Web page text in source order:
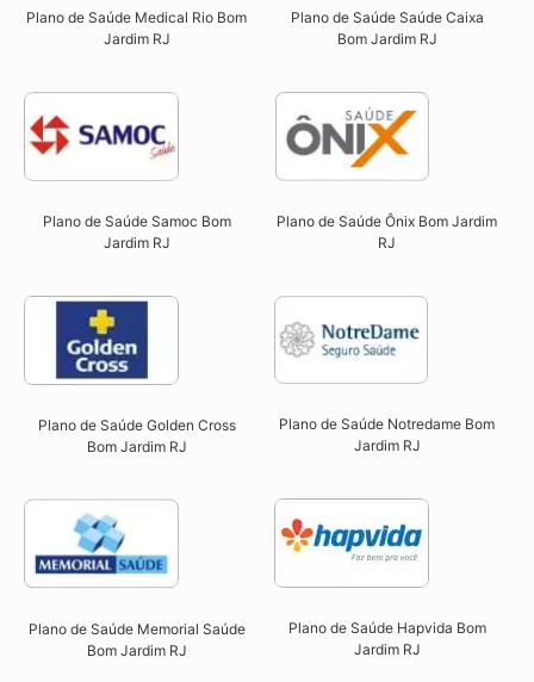
Plano de Saúde Medical Rio Bom
Jardim RJ​
Plano de Saúde Saúde Caixa
Bom Jardim RJ​
Plano de Saúde Samoc Bom
Jardim RJ​
Plano de Saúde Ônix Bom Jardim
RJ​
Plano de Saúde Golden Cross
Bom Jardim RJ​
Plano de Saúde Notredame Bom
Jardim RJ​
Plano de Saúde Memorial Saúde
Bom Jardim RJ​
Plano de Saúde Hapvida Bom
Jardim RJ​